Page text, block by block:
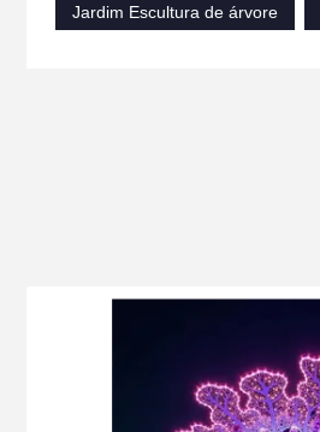
Jardim Escultura de árvore